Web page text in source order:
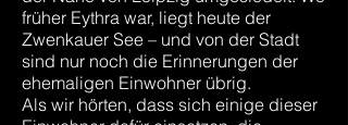
früher Eythra war, liegt heute der
Zwenkauer See – und von der Stadt
sind nur noch die Erinnerungen der
ehemaligen Einwohner übrig.
Als wir hörten, dass sich einige dieser